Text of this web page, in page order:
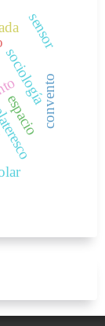
sociologíaconvento
espacio
sensor